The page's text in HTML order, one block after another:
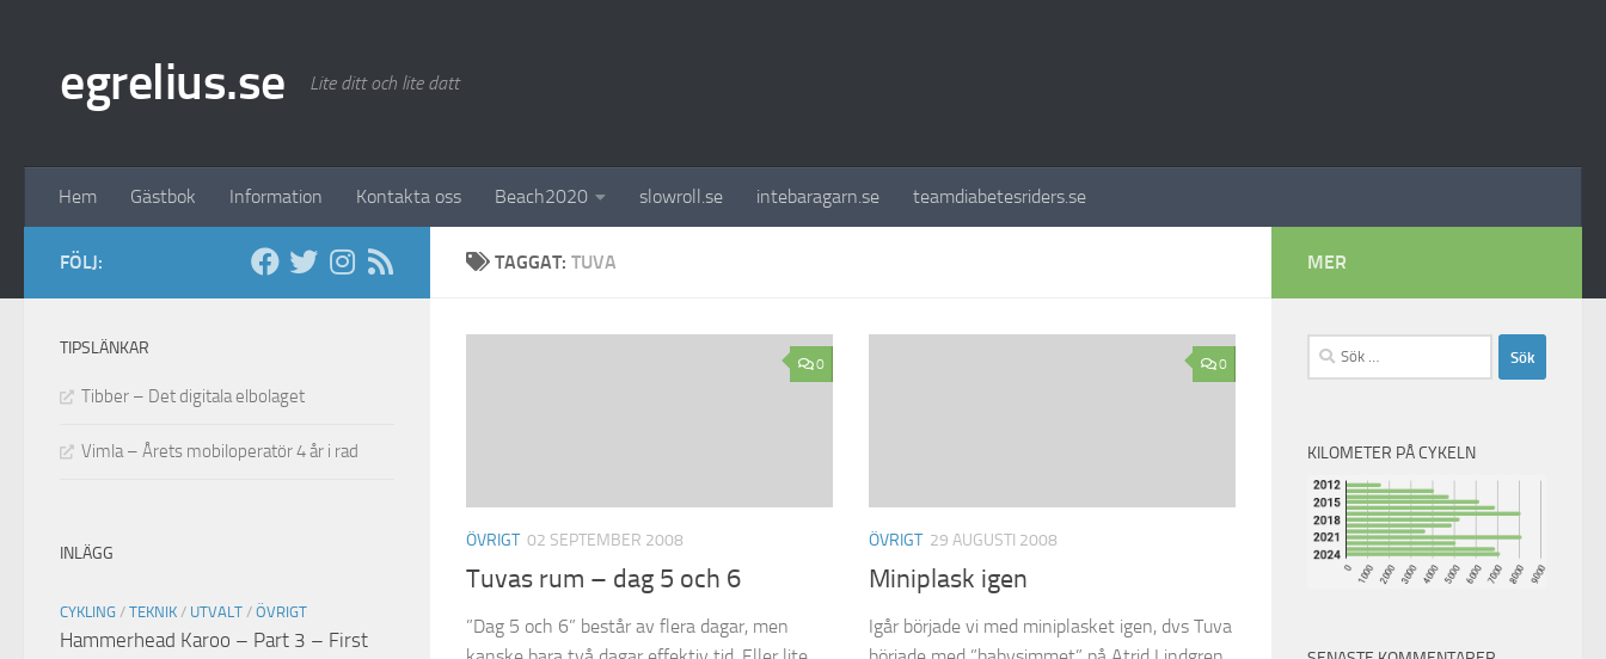
egrelius.se Lite ditt och lite datt
Hem Gästbok Information Kontakta oss Beach2020 slowroll.se intebaragarn.se teamdiabetesriders.se
TAGGAT: TUVA
0
ÖVRIGT 02 SEPTEMBER 2008
Tuvas rum – dag 5 och 6
”Dag 5 och 6” består av flera dagar, men
0
ÖVRIGT 29 AUGUSTI 2008
Miniplask igen
Igår började vi med miniplasket igen, dvs Tuva
FÖLJ:
TIPSLÄNKAR
Tibber – Det digitala elbolaget
Vimla – Årets mobiloperatör 4 år i rad
INLÄGG
CYKLING / TEKNIK / UTVALT / ÖVRIGT
Hammerhead Karoo – Part 3 – First
MER
Sök
efter:
KILOMETER PÅ CYKELN